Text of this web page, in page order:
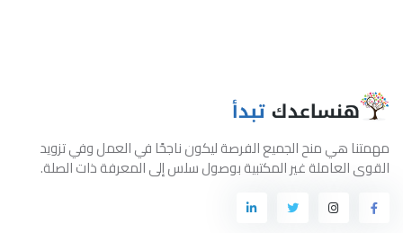
مهمتنا هي منح الجميع الفرصة ليكون ناجحًا في العمل وفي تزويد
القوى العاملة غير المكتبية بوصول سلس إلى المعرفة ذات الصلة.